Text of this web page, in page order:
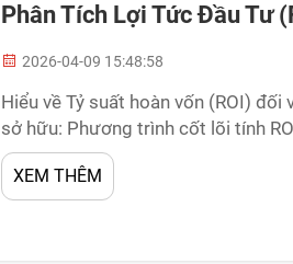
Phân Tích Lợi Tức Đầu Tư
2026-04-09 15:48:58
Hiểu về Tỷ suất hoàn vốn (ROI)
sở hữu: Phương trình cốt lõi tính
cách so sánh lợi nhuận ròng với
động...
XEM THÊM